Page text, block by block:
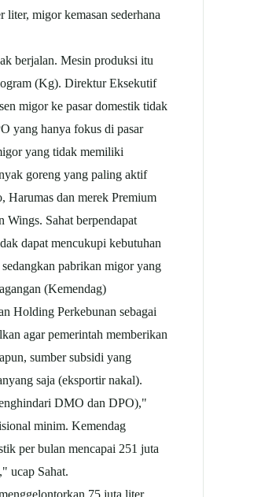
migor kemasan sederhana
berjalan. Mesin produksi itu
(Kg). Direktur Eksekutif
migor ke pasar domestik tidak
yang hanya fokus di pasar
yang tidak memiliki
goreng yang paling aktif
Harumas dan merek Premium
Sahat berpendapat
dapat mencukupi kebutuhan
pabrikan migor yang
(Kemendag)
Holding Perkebunan sebagai
agar pemerintah memberikan
sumber subsidi yang
saja (eksportir nakal).
DMO dan DPO),"
minim. Kemendag
per bulan mencapai 251 juta
ucap Sahat.
75 juta liter